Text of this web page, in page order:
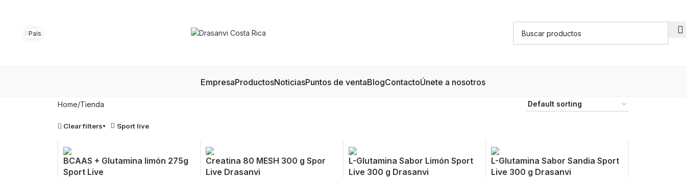
País
EmpresaProductosNoticiasPuntos de ventaBlogContactoÚnete a nosotros
Home Tienda
Clear filters Sport live
BCAAS + Glutamina limón 275g
Sport Live
Creatina 80 MESH 300 g Spor
Live Drasanvi
L-Glutamina Sabor Limón Sport
Live 300 g Drasanvi
L-Glutamina Sabor Sandia Sport
Live 300 g Drasanvi